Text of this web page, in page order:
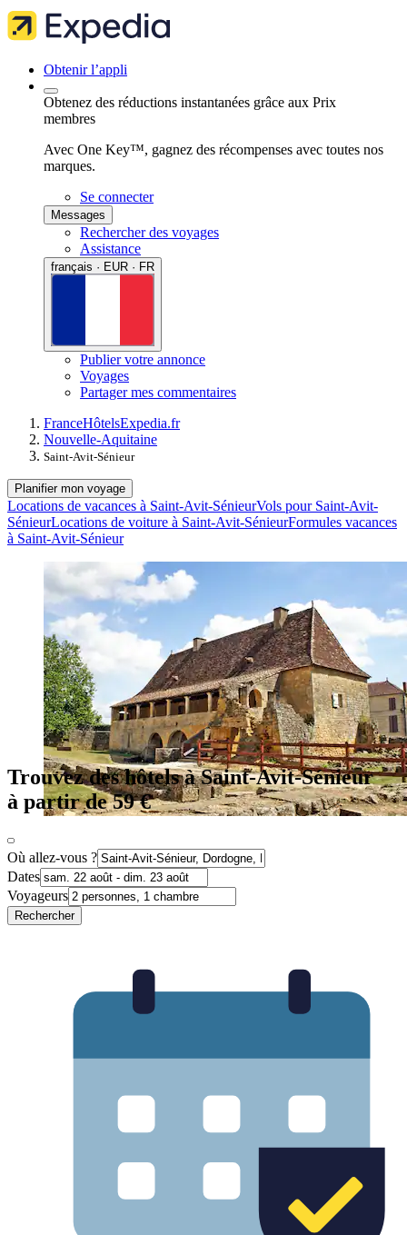
Obtenir l’appli
Obtenez des réductions instantanées grâce aux Prix
membres
Avec One Key™, gagnez des récompenses avec toutes nos
marques.
Se connecter
Messages
Rechercher des voyages
Assistance
français · EUR · FR
Publier votre annonce
Voyages
Partager mes commentaires
FranceHôtelsExpedia.fr
Nouvelle-Aquitaine
Saint-Avit-Sénieur
Planifier mon voyage
Locations de vacances à Saint-Avit-SénieurVols pour Saint-Avit-
SénieurLocations de voiture à Saint-Avit-SénieurFormules vacances
à Saint-Avit-Sénieur
Trouvez des hôtels à Saint-Avit-Sénieur
à partir de 59 €
Où allez-vous ?
Dates
Voyageurs
Rechercher